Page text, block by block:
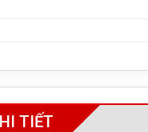
TIẾT